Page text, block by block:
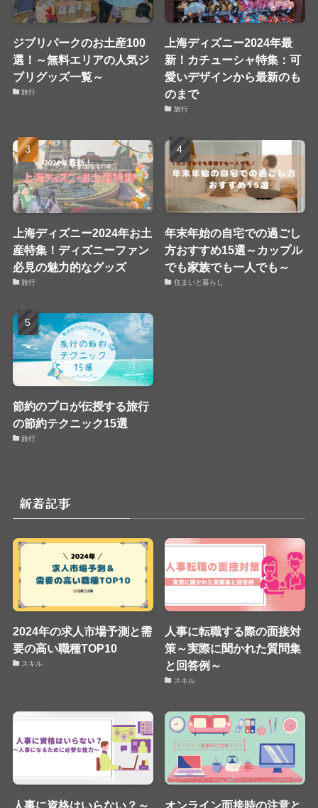
ジブリパークのお土産100
選！～無料エリアの人気ジ
ブリグッズ一覧～
旅行
上海ディズニー2024年最
新！カチューシャ特集：可
愛いデザインから最新のも
のまで
旅行
上海ディズニー2024年お土
産特集！ディズニーファン
必見の魅力的なグッズ
旅行
年末年始の自宅での過ごし
方おすすめ15選～カップル
でも家族でも一人でも～
住まいと暮らし
節約のプロが伝授する旅行
の節約テクニック15選
旅行
新着記事
2024年の求人市場予測と需
要の高い職種TOP10
スキル
人事に転職する際の面接対
策～実際に聞かれた質問集
と回答例～
スキル
人事に資格はいらない？～ オンライン面接時の注意と